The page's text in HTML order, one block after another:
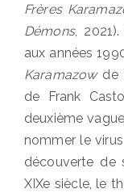
Frères
Démons,
aux années
Karamazowde
de Frank
deuxième
nommer le
découverte
XIXe siècle, le